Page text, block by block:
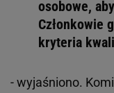
osobowe,
Członkowie
kryteria
- wyjaśniono.